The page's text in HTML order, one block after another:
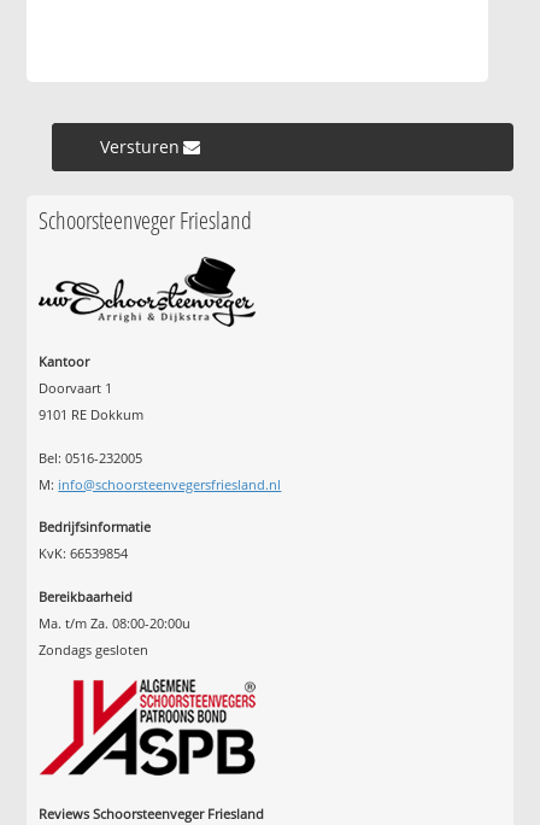
Versturen »
Schoorsteenveger Friesland
Kantoor
Doorvaart 1
9101 RE Dokkum
Bel: 0516-232005
M: info@schoorsteenvegersfriesland.nl
Bedrijfsinformatie
KvK: 66539854
Bereikbaarheid
Ma. t/m Za. 08:00-20:00u
Zondags gesloten
Reviews Schoorsteenveger Friesland